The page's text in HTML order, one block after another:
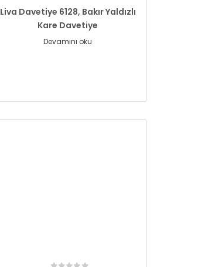
Liva Davetiye 6128, Bakır Yaldızlı
Kare Davetiye
Devamını oku